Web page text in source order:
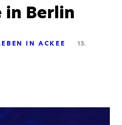
Berlin
IN ACKEE
13.